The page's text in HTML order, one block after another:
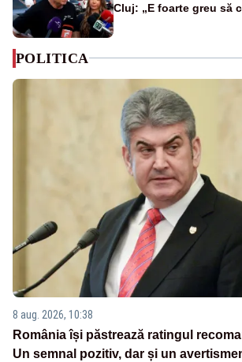
Cluj: „E foarte greu să
POLITICA
8 aug. 2026, 10:38
România își păstrează ratingul
Un semnal pozitiv, dar și un